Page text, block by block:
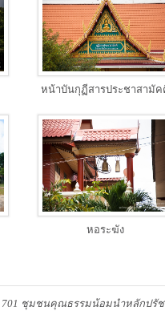
หน้าบันกุฏีสารประชาสามั
หอระฆัง
701 ชุมชนคุณธรรมน้อมนำหลักปรัช